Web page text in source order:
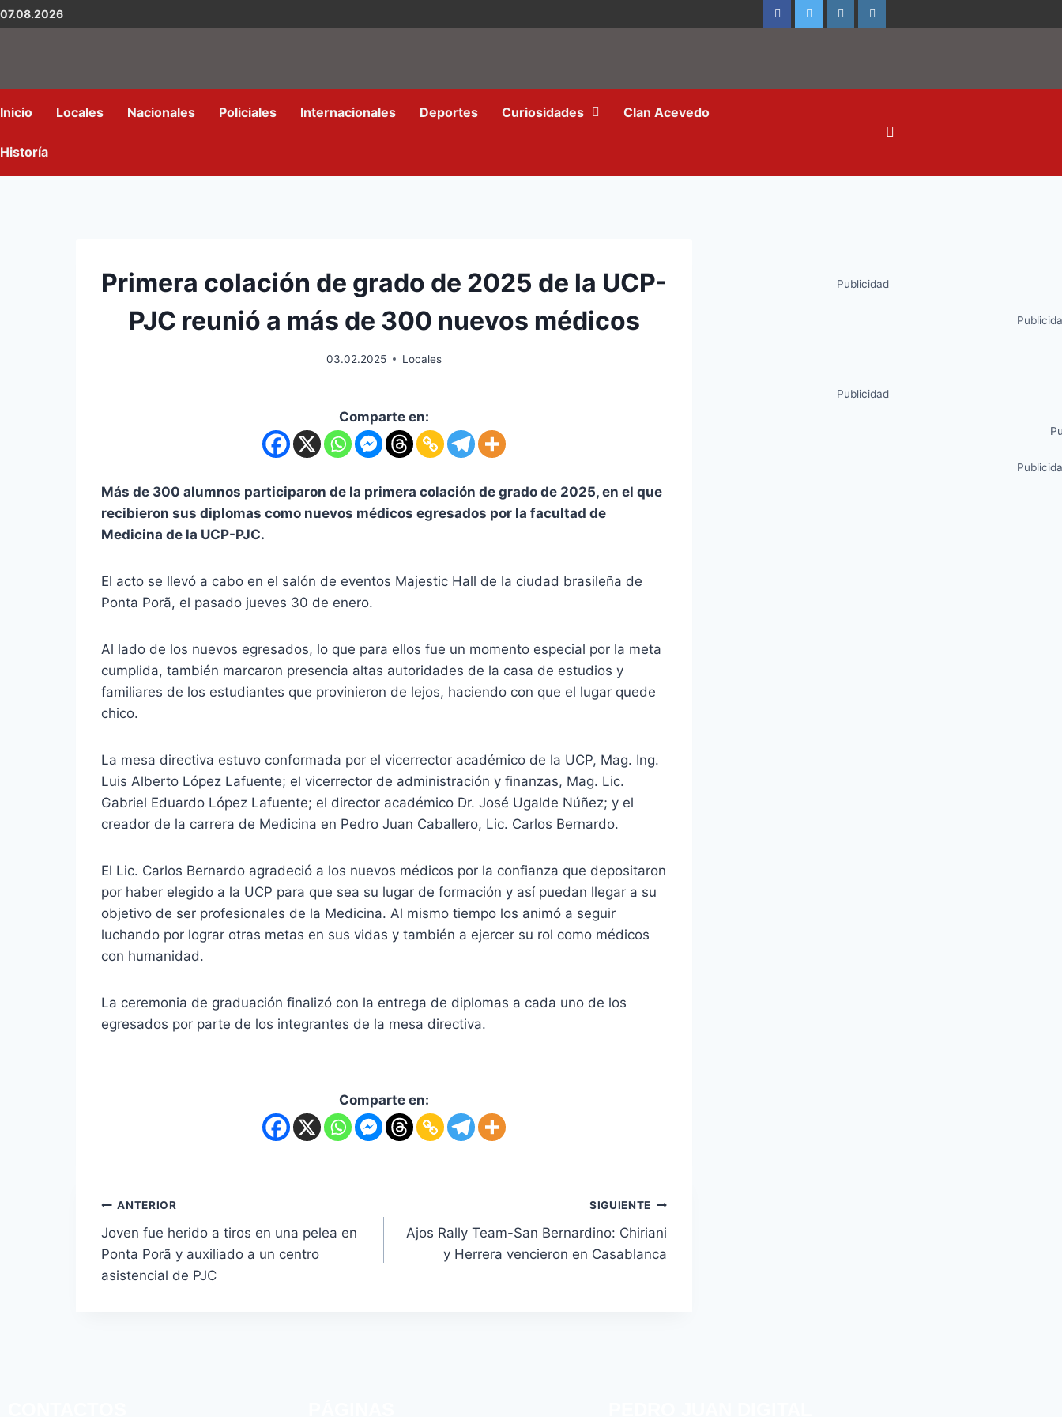
07.08.2026
Inicio Locales Nacionales Policiales Internacionales Deportes Curiosidades Clan Acevedo
Historía
Primera colación de grado de 2025 de la UCP-
PJC reunió a más de 300 nuevos médicos
03.02.2025 Locales
Comparte en:
Más de 300 alumnos participaron de la primera colación de grado de 2025, en el que
recibieron sus diplomas como nuevos médicos egresados por la facultad de
Medicina de la UCP-PJC.
El acto se llevó a cabo en el salón de eventos Majestic Hall de la ciudad brasileña de
Ponta Porã, el pasado jueves 30 de enero.
Al lado de los nuevos egresados, lo que para ellos fue un momento especial por la meta
cumplida, también marcaron presencia altas autoridades de la casa de estudios y
familiares de los estudiantes que provinieron de lejos, haciendo con que el lugar quede
chico.
La mesa directiva estuvo conformada por el vicerrector académico de la UCP, Mag. Ing.
Luis Alberto López Lafuente; el vicerrector de administración y finanzas, Mag. Lic.
Gabriel Eduardo López Lafuente; el director académico Dr. José Ugalde Núñez; y el
creador de la carrera de Medicina en Pedro Juan Caballero, Lic. Carlos Bernardo.
El Lic. Carlos Bernardo agradeció a los nuevos médicos por la confianza que depositaron
por haber elegido a la UCP para que sea su lugar de formación y así puedan llegar a su
objetivo de ser profesionales de la Medicina. Al mismo tiempo los animó a seguir
luchando por lograr otras metas en sus vidas y también a ejercer su rol como médicos
con humanidad.
La ceremonia de graduación finalizó con la entrega de diplomas a cada uno de los
egresados por parte de los integrantes de la mesa directiva.
Comparte en:
ANTERIOR
Joven fue herido a tiros en una pelea en
Ponta Porã y auxiliado a un centro
asistencial de PJC
SIGUIENTE
Ajos Rally Team-San Bernardino: Chiriani
y Herrera vencieron en Casablanca
Publicidad
Publicidad